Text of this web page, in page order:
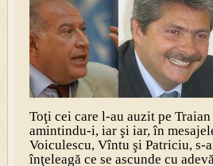
Toţi cei care l-au auzit pe Traian
amintindu-i, iar şi iar, în
Voiculescu, Vîntu şi Patriciu, s-
înţeleagă ce se ascunde cu